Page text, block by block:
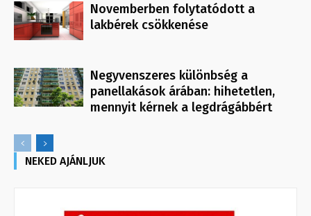
Novemberben folytatódott a
lakbérek csökkenése
Negyvenszeres különbség a
panellakások árában: hihetetlen,
mennyit kérnek a legdrágábbért
NEKED AJÁNLJUK